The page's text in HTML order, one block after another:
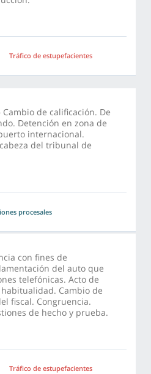
Tráfico de estupefacientes
Cambio de calificación. De
Detención en zona de
internacional.
del tribunal de
procesales
con fines de
del auto que
telefónicas. Acto de
Cambio de
fiscal. Congruencia.
de hecho y prueba.
Tráfico de estupefacientes